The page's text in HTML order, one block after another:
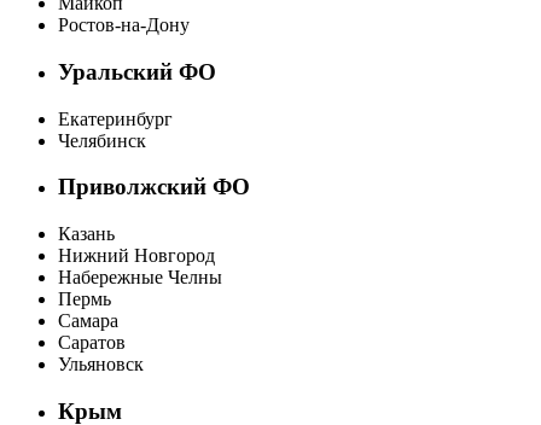
Ростов-на-Дону
Уральский ФО
Екатеринбург
Челябинск
Приволжский ФО
Казань
Нижний Новгород
Набережные Челны
Пермь
Самара
Саратов
Ульяновск
Крым